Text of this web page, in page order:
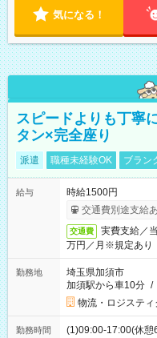
気になる！
スピードよりも丁寧
タン×完全座り
派遣 職種未経験OK ブラン
給与
時給1500円
交通費別途支給
交通費
実費支給／
万円／月※規定あり
勤務地
埼玉県加須市
加須駅から車10分 /
物流・ロジスティ
勤務時間 (1)09:00-17:00(休憩